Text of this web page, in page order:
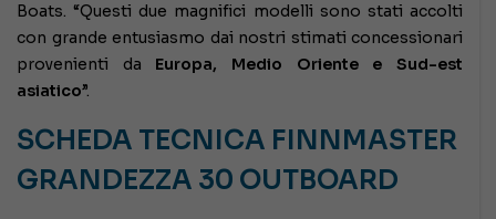
Boats. “Questi due magnifici modelli sono stati accolti
con grande entusiasmo dai nostri stimati concessionari
provenienti da Europa, Medio Oriente e Sud-est
asiatico”.
SCHEDA TECNICA FINNMASTER
GRANDEZZA 30 OUTBOARD